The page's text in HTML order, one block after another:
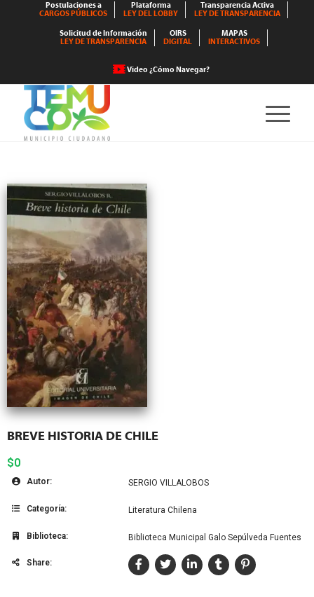
Postulaciones a
CARGOS PÚBLICOS
Plataforma
LEY DEL LOBBY
Transparencia Activa
LEY DE TRANSPARENCIA
Solicitud de Información
LEY DE TRANSPARENCIA
OIRS
DIGITAL
MAPAS
INTERACTIVOS
Video ¿Cómo Navegar?
BREVE HISTORIA DE CHILE
$0
Autor: SERGIO VILLALOBOS
Categoría: Literatura Chilena
Biblioteca: Biblioteca Municipal Galo Sepúlveda Fuentes
Share: